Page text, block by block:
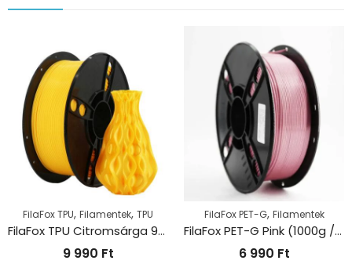
FilaFox TPU, Filamentek, TPU
FilaFox TPU Citromsárga 95A (1000g / 1,75mm)
9 990 Ft
FilaFox PET-G, Filamentek
FilaFox PET-G Pink (1000g / 1,75mm)
6 990 Ft